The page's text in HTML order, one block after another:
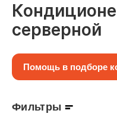
серверной
Помощь в подборе
Фильтры